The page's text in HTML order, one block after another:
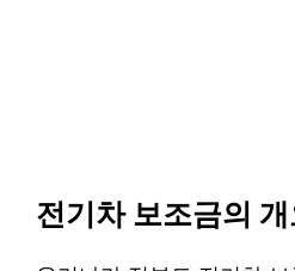
전기차 보조금의